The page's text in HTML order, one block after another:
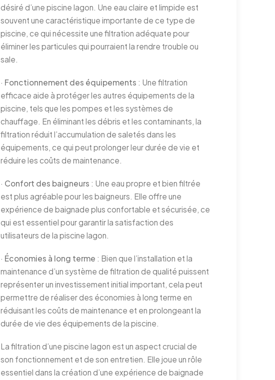
désiré d’une piscine lagon. Une eau claire et limpide est
souvent une caractéristique importante de ce type de
piscine, ce qui nécessite une filtration adéquate pour
éliminer les particules qui pourraient la rendre trouble ou
sale.
· Fonctionnement des équipements : Une filtration
efficace aide à protéger les autres équipements de la
piscine, tels que les pompes et les systèmes de
chauffage. En éliminant les débris et les contaminants, la
filtration réduit l’accumulation de saletés dans les
équipements, ce qui peut prolonger leur durée de vie et
réduire les coûts de maintenance.
· Confort des baigneurs : Une eau propre et bien filtrée
est plus agréable pour les baigneurs. Elle offre une
expérience de baignade plus confortable et sécurisée, ce
qui est essentiel pour garantir la satisfaction des
utilisateurs de la piscine lagon.
· Économies à long terme : Bien que l’installation et la
maintenance d’un système de filtration de qualité puissent
représenter un investissement initial important, cela peut
permettre de réaliser des économies à long terme en
réduisant les coûts de maintenance et en prolongeant la
durée de vie des équipements de la piscine.
La filtration d’une piscine lagon est un aspect crucial de
son fonctionnement et de son entretien. Elle joue un rôle
essentiel dans la création d’une expérience de baignade